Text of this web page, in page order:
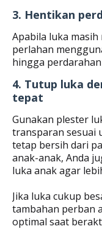
3. Hentikan
Apabila luka
perlahan
hingga
4. Tutup luka
tepat
Gunakan plester
transparan sesuai
tetap bersih dari
anak-anak, Anda
luka anak agar
Jika luka cukup
tambahan perban
optimal saat